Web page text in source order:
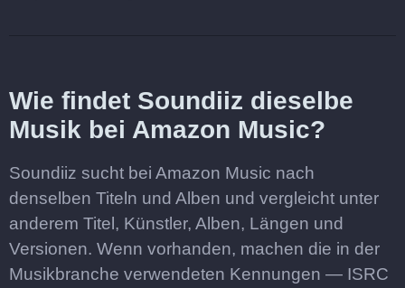
Wie findet Soundiiz dieselbe
Musik bei Amazon Music?
Soundiiz sucht bei Amazon Music nach
denselben Titeln und Alben und vergleicht unter
anderem Titel, Künstler, Alben, Längen und
Versionen. Wenn vorhanden, machen die in der
Musikbranche verwendeten Kennungen — ISRC